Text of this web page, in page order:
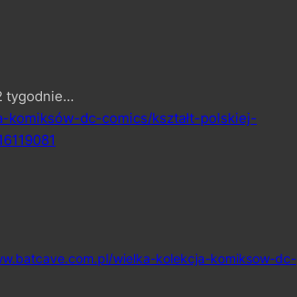
tygodnie…
komiksów-dc-comics/kształt-polskiej-
wielka-kolekcja-komiksow-dc-